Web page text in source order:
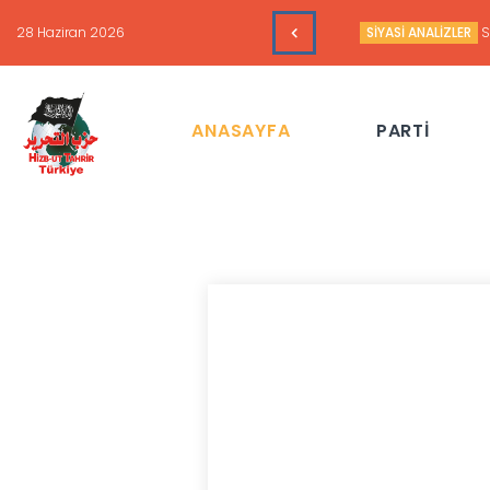
16 Haziran 2026 HAFTALIK GÜNDEM
ANASAYFA PARTİ